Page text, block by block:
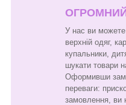
У нас ви можете
верхній одяг,
купальники,
шукати товари
Оформивши
переваги:
замовлення, ви